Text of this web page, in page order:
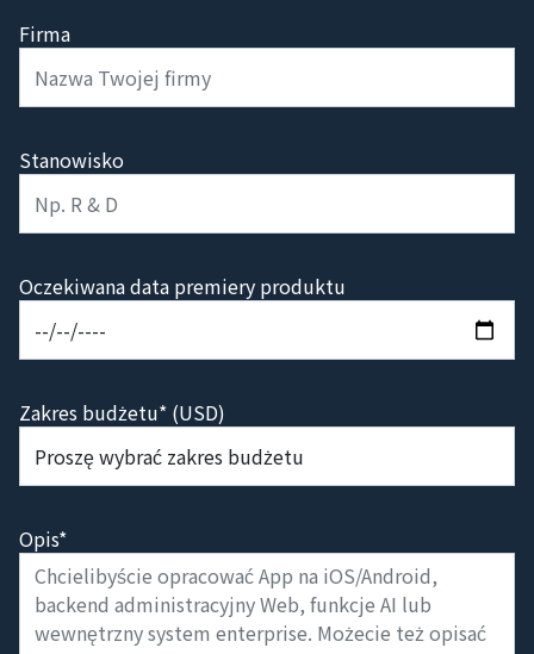
Firma
Stanowisko
Oczekiwana data premiery produktu
Zakres budżetu* (USD)
Opis*